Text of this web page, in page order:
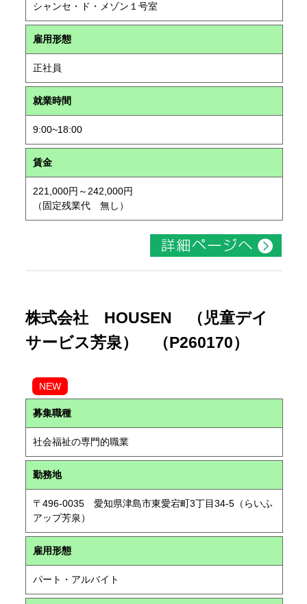
シャンセ・ド・メゾン１号室
雇用形態
正社員
就業時間
9:00~18:00
賃金
221,000円～242,000円
（固定残業代 無し）
株式会社 HOUSEN （児童デイ
サービス芳泉） （P260170）
NEW
募集職種
社会福祉の専門的職業
勤務地
〒496-0035 愛知県津島市東愛宕町3丁目34-5（らいふ
アップ芳泉）
雇用形態
パート・アルバイト